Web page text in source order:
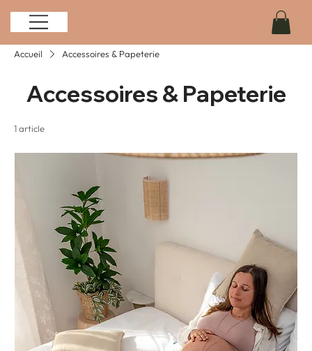
Accueil Accessoires & Papeterie
Accessoires & Papeterie
1 article